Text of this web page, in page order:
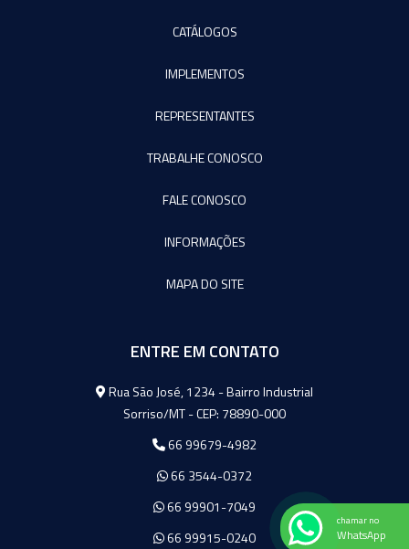
CATÁLOGOS
IMPLEMENTOS
REPRESENTANTES
TRABALHE CONOSCO
FALE CONOSCO
INFORMAÇÕES
MAPA DO SITE
ENTRE EM CONTATO
Agromeq
Rua São José, 1234 - Bairro Industrial
Sorriso/MT - CEP: 78890-000
66 99679-4982
66 3544-0372
66 99901-7049
66 99915-0240
chamar no
WhatsApp